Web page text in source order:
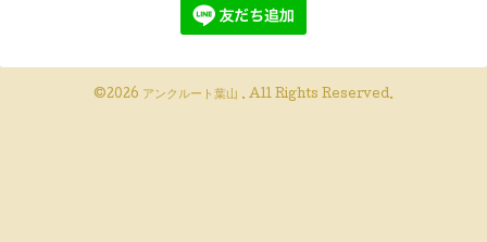
©2026 アンクルート葉山 . All Rights Reserved.